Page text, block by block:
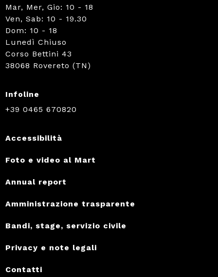
Mar, Mer, Gio: 10 - 18
Ven, Sab: 10 - 19.30
Dom: 10 - 18
Lunedì Chiuso
Corso Bettini 43
38068 Rovereto (TN)
Infoline
+39 0465 670820
Accessibilità
Foto e video al Mart
Annual report
Amministrazione trasparente
Bandi, stage, servizio civile
Privacy e note legali
Contatti